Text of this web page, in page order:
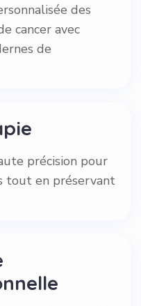
des
cancer avec
de
précision pour
tout en préservant